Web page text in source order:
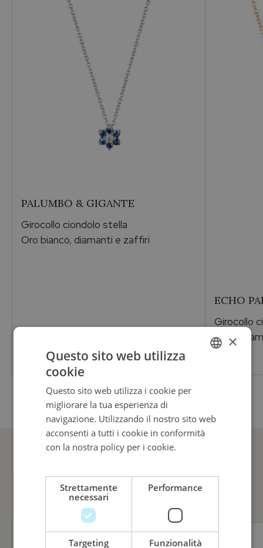
Per lei
Madreperla
Vendibile
PALUMBO & GIGANTE
Girocollo ciondolo stella
Oro bianco, diamanti e zaffiri
800,00€
ECHO
Girocollo
Oro e
GUARDA ANCHE
ITALIAN
×
Questo sito web utilizza
cookie
Questo sito web utilizza i cookie per
migliorare la tua esperienza di
navigazione. Utilizzando il nostro sito web
acconsenti a tutti i cookie in conformità
con la nostra policy per i cookie.
Strettamente
necessari
Performance
Targeting Funzionalità